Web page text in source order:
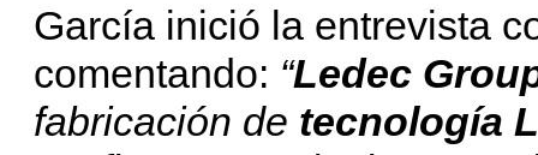
García inició la entrevista
comentando: “Ledec
fabricación de tecnología